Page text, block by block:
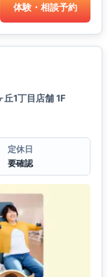
体験・相談予約
丘1丁目店舗 1F
定休日
要確認